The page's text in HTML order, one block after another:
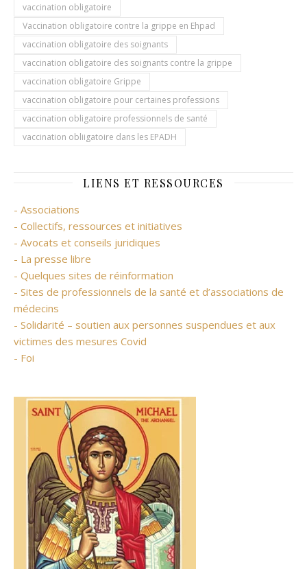
vaccination obligatoire
Vaccination obligatoire contre la grippe en Ehpad
vaccination obligatoire des soignants
vaccination obligatoire des soignants contre la grippe
vaccination obligatoire Grippe
vaccination obligatoire pour certaines professions
vaccination obligatoire professionnels de santé
vaccination obliigatoire dans les EPADH
LIENS ET RESSOURCES
- Associations
- Collectifs, ressources et initiatives
- Avocats et conseils juridiques
- La presse libre
- Quelques sites de réinformation
- Sites de professionnels de la santé et d’associations de
médecins
- Solidarité – soutien aux personnes suspendues et aux
victimes des mesures Covid
- Foi